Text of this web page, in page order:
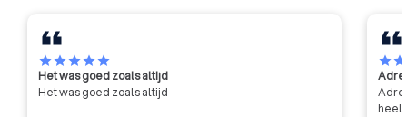
starstarstarstarstar
Het was goed zoals altijd
Het was goed zoals altijd
starstar
heel